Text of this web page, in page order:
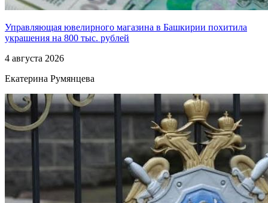
Управляющая ювелирного магазина в Башкирии похитила
украшения на 800 тыс. рублей
4 августа 2026
Екатерина Румянцева